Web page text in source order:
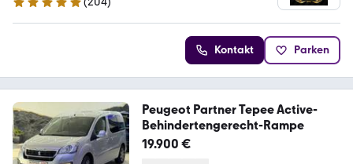
4.9 Sterne
Kontakt Parken
Peugeot Partner Tepee Active-
Behindertengerecht-Rampe
19.900 €